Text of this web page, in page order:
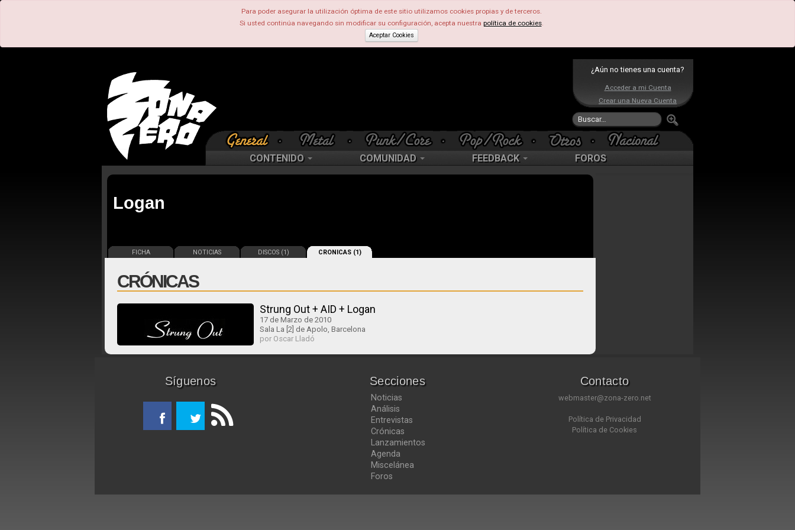
Para poder asegurar la utilización óptima de este sitio utilizamos cookies propias y de terceros.
Si usted continúa navegando sin modificar su configuración, acepta nuestra política de cookies.
Aceptar Cookies
¿Aún no tienes una cuenta?
Acceder a mi Cuenta
Crear una Nueva Cuenta
CONTENIDO COMUNIDAD FEEDBACK FOROS
Logan
FICHA NOTICIAS DISCOS (1) CRONICAS (1)
CRÓNICAS
Strung Out + AID + Logan
17 de Marzo de 2010
Sala La [2] de Apolo, Barcelona
por Oscar Lladó
Síguenos Secciones
Noticias
Análisis
Entrevistas
Crónicas
Lanzamientos
Agenda
Miscelánea
Foros
Contacto
webmaster@zona-zero.net
Política de Privacidad
Política de Cookies